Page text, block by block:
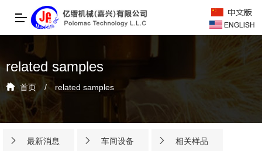
related samples
首页 / related samples
最新消息 车间设备 相关样品